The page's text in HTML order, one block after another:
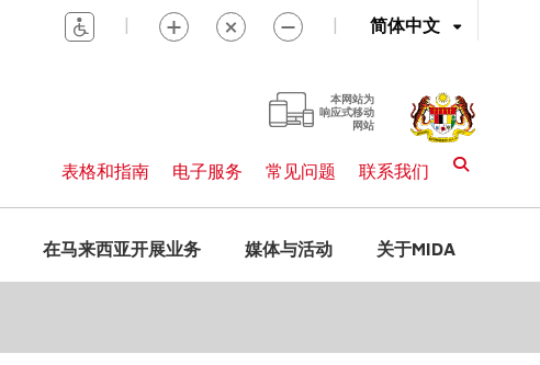
简体中文
| |
本网站为
响应式移动
网站
表格和指南 电子服务 常见问题 联系我们
在马来西亚开展业务 媒体与活动 关于MIDA